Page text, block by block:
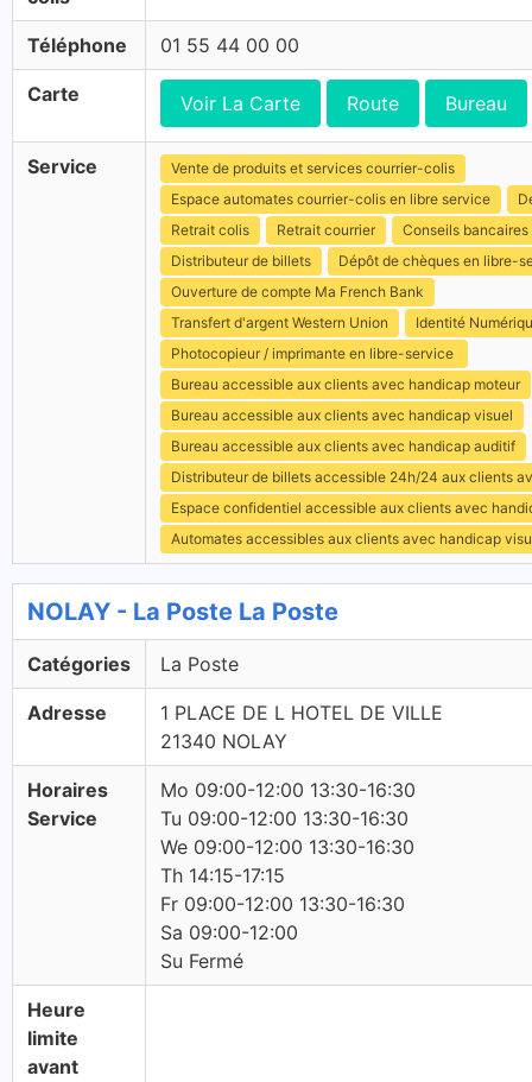
Téléphone 01 55 44 00 00
Carte Voir La Carte Route Bureau
Service
Vente de produits et services courrier-colis
Espace automates courrier-colis en libre service
Retrait colis
Retrait courrier
Conseils bancaires
Distributeur de billets
Dépôt de chèques en libre-
Ouverture de compte Ma French Bank
Transfert d'argent Western Union
Identité
Photocopieur / imprimante en libre-service
Bureau accessible aux clients avec handicap moteur
Bureau accessible aux clients avec handicap visuel
Bureau accessible aux clients avec handicap auditif
Distributeur de billets accessible 24h/24 aux clients
Espace confidentiel accessible aux clients avec
Automates accessibles aux clients avec handicap
NOLAY - La Poste La Poste
Catégories La Poste
Adresse
1 PLACE DE L HOTEL DE VILLE
21340 NOLAY
Horaires
Service
Mo 09:00-12:00 13:30-16:30
Tu 09:00-12:00 13:30-16:30
We 09:00-12:00 13:30-16:30
Th 14:15-17:15
Fr 09:00-12:00 13:30-16:30
Sa 09:00-12:00
Su Fermé
Heure
limite
avant